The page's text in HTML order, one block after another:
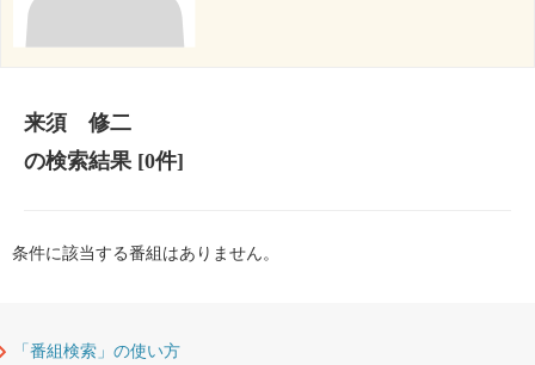
来須 修二
の検索結果[0件]
条件に該当する番組はありません。
「番組検索」の使い方